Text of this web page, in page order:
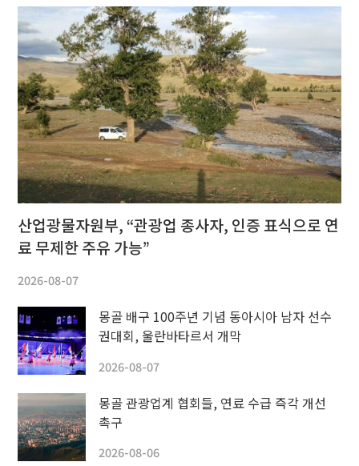
산업광물자원부, “관광업 종사자, 인증 표식으로 연
료 무제한 주유 가능”
2026-08-07
몽골 배구 100주년 기념 동아시아 남자 선수
권대회, 울란바타르서 개막
2026-08-07
몽골 관광업계 협회들, 연료 수급 즉각 개선
촉구
2026-08-06